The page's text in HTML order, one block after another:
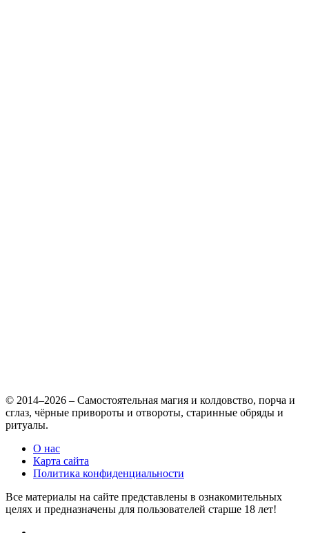
© 2014–2026 – Самостоятельная магия и колдовство, порча и
сглаз, чёрные привороты и отвороты, старинные обряды и
ритуалы.
О нас
Карта сайта
Политика конфиденциальности
Все материалы на сайте представлены в ознакомительных
целях и предназначены для пользователей старше 18 лет!